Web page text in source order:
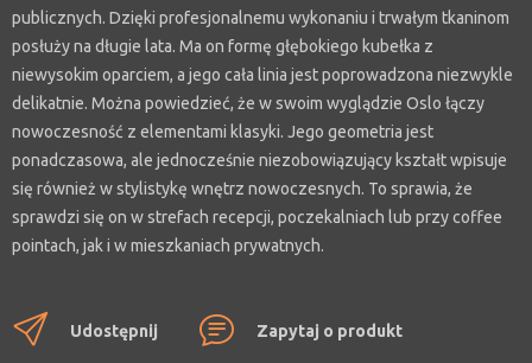
publicznych. Dzięki profesjonalnemu wykonaniu i trwałym tkaninom
posłuży na długie lata. Ma on formę głębokiego kubełka z
niewysokim oparciem, a jego cała linia jest poprowadzona niezwykle
delikatnie. Można powiedzieć, że w swoim wyglądzie Oslo łączy
nowoczesność z elementami klasyki. Jego geometria jest
ponadczasowa, ale jednocześnie niezobowiązujący kształt wpisuje
się również w stylistykę wnętrz nowoczesnych. To sprawia, że
sprawdzi się on w strefach recepcji, poczekalniach lub przy coffee
pointach, jak i w mieszkaniach prywatnych.
Udostępnij Zapytaj o produkt